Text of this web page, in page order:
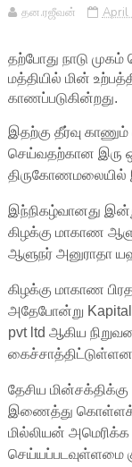
தன.ரஜீவன் April
தற்போது நாடு
மத்தியில் மின்
காணப்படுகின்றது.
இதற்கு தீர்வு காணும்
செய்வதற்கான இரு
திருகோணமலையில்
இந்நிகழ்வானது
கிழக்கு மாகாண
ஆளுநர் அனுராதா
கிழக்கு மாகாண
அதேபோன்று
pvt ltd ஆகிய
தேசிய
இணைத்து
மில்லியன்
செய்யப்படவுள்ளமை